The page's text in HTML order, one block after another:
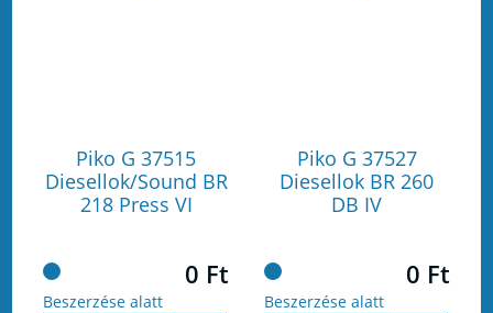
Piko G 37515
Diesellok/Sound BR
218 Press VI
0 Ft
Beszerzése alatt
Piko G 37527
Diesellok BR 260
DB IV
0 Ft
Beszerzése alatt